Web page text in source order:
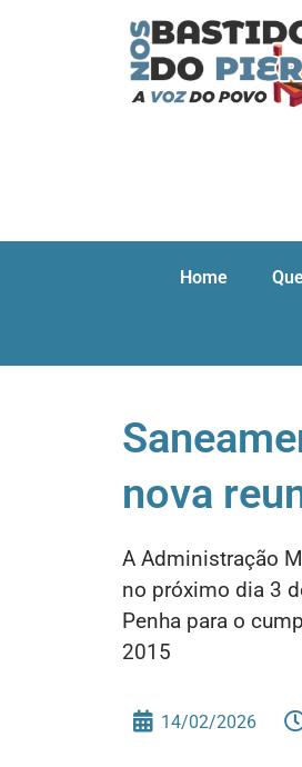
Home
nova
A Administração
no próximo dia 3
Penha para o
2015
14/02/2026